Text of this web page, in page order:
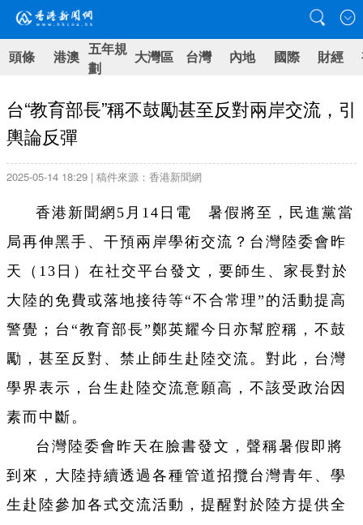
頭條 港澳 五年規
劃
大灣區 台灣 內地 國際 財經
台“教育部長”稱不鼓勵甚至反對兩岸交流，引
輿論反彈
2025-05-14 18:29 | 稿件來源：香港新聞網
香港新聞網5月14日電 暑假將至，民進黨當
局再伸黑手、干預兩岸學術交流？台灣陸委會昨
天（13日）在社交平台發文，要師生、家長對於
大陸的免費或落地接待等“不合常理”的活動提高
警覺；台“教育部長”鄭英耀今日亦幫腔稱，不鼓
勵，甚至反對、禁止師生赴陸交流。對此，台灣
學界表示，台生赴陸交流意願高，不該受政治因
素而中斷。
台灣陸委會昨天在臉書發文，聲稱暑假即將
到來，大陸持續透過各種管道招攬台灣青年、學
生赴陸參加各式交流活動，提醒對於陸方提供全